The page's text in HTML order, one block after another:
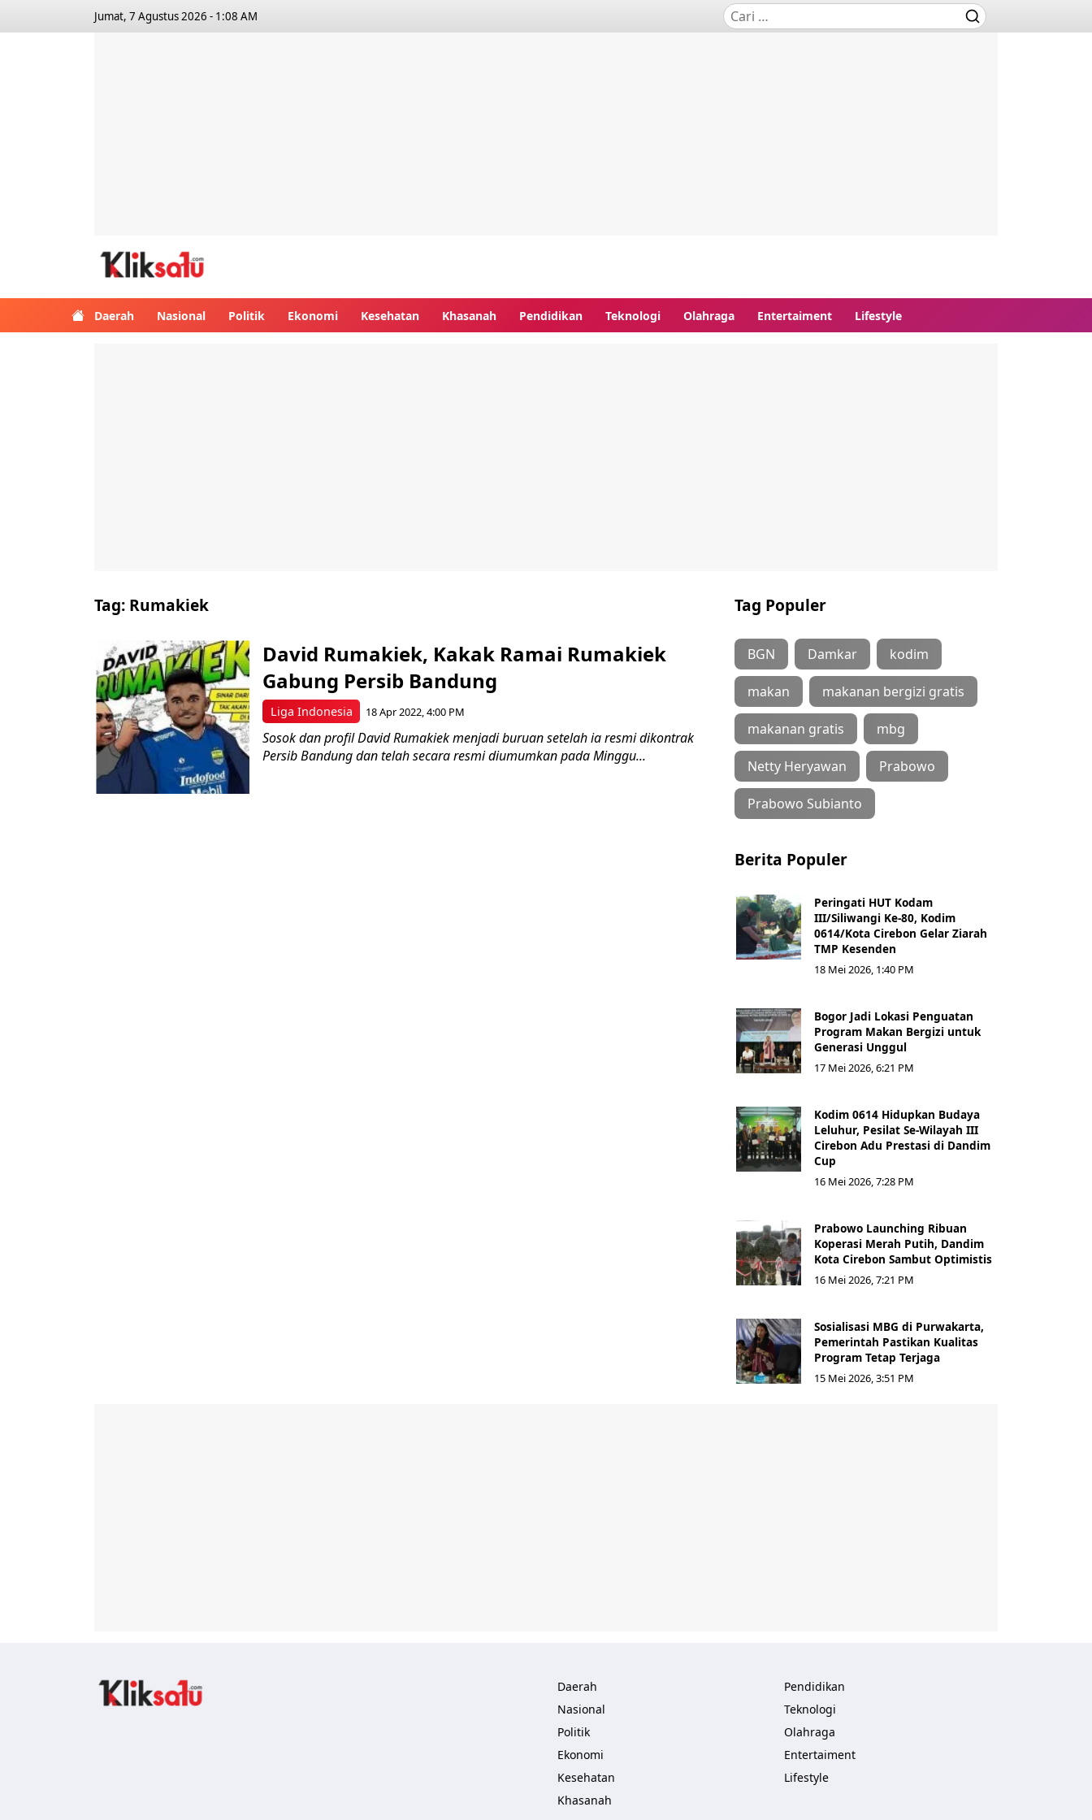
Jumat, 7 Agustus 2026 - 1:08 AM
Daerah Nasional Politik Ekonomi Kesehatan Khasanah Pendidikan Teknologi Olahraga Entertaiment Lifestyle
Tag: Rumakiek
Liga Indonesia
David Rumakiek, Kakak Ramai Rumakiek
Gabung Persib Bandung
18 Apr 2022, 4:00 PM
Sosok dan profil David Rumakiek menjadi buruan setelah ia resmi dikontrak
Persib Bandung dan telah secara resmi diumumkan pada Minggu...
Tag Populer
BGN Damkar kodim
makan makanan bergizi gratis
makanan gratis mbg
Netty Heryawan Prabowo
Prabowo Subianto
Berita Populer
Peringati HUT Kodam
III/Siliwangi Ke-80, Kodim
0614/Kota Cirebon Gelar Ziarah
TMP Kesenden
18 Mei 2026, 1:40 PM
Bogor Jadi Lokasi Penguatan
Program Makan Bergizi untuk
Generasi Unggul
17 Mei 2026, 6:21 PM
Kodim 0614 Hidupkan Budaya
Leluhur, Pesilat Se-Wilayah III
Cirebon Adu Prestasi di Dandim
Cup
16 Mei 2026, 7:28 PM
Prabowo Launching Ribuan
Koperasi Merah Putih, Dandim
Kota Cirebon Sambut Optimistis
16 Mei 2026, 7:21 PM
Sosialisasi MBG di Purwakarta,
Pemerintah Pastikan Kualitas
Program Tetap Terjaga
15 Mei 2026, 3:51 PM
Daerah
Nasional
Politik
Ekonomi
Kesehatan
Khasanah
Pendidikan
Teknologi
Olahraga
Entertaiment
Lifestyle